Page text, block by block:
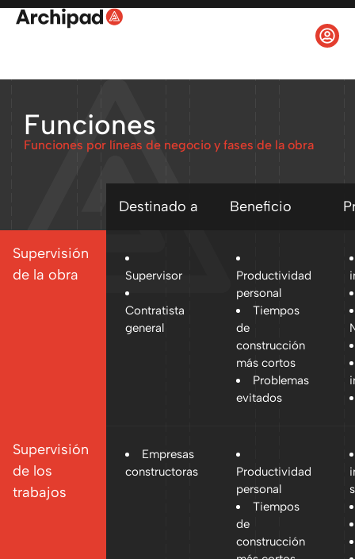
Funciones
Funciones por líneas de negocio y fases de la obra
Destinado a Beneficio
Supervisión
de la obra
Supervisor
Contratista
general
Productividad
personal
Tiempos
de
construcción
más cortos
Problemas
evitados
Supervisión
de los
trabajos
Empresas
constructoras
Productividad
personal
Tiempos
de
construcción